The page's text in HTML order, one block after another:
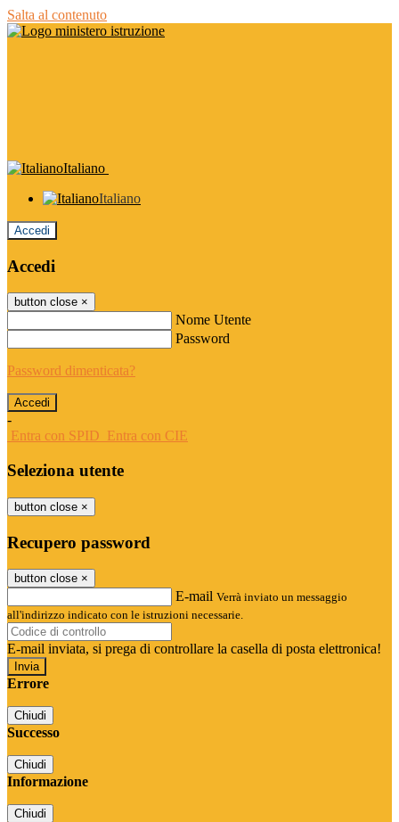
Salta al contenuto
Italiano
Italiano
Accedi
Accedi
button close ×
Nome Utente
Password
Password dimenticata?
-
Entra con SPID Entra con CIE
Seleziona utente
button close ×
Recupero password
button close ×
E-mail Verrà inviato un messaggio
all'indirizzo indicato con le istruzioni necessarie.
E-mail inviata, si prega di controllare la casella di posta elettronica!
Errore
Chiudi
Successo
Chiudi
Informazione
Chiudi